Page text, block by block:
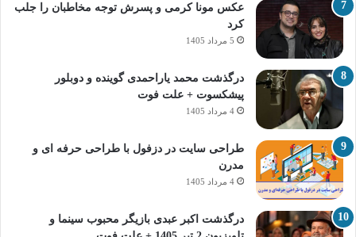
عکس مونا کرمی و پسرش توجه مخاطبان را جلب
کرد
5 مرداد 1405
درگذشت محمد یاراحمدی گوینده و دوبلور
پیشکسوت + علت فوت
4 مرداد 1405
طراحی سایت در دزفول با طراحی حرفه‌ ای و
مدرن
4 مرداد 1405
درگذشت اکبر عبدی بازیگر محبوب سینما و